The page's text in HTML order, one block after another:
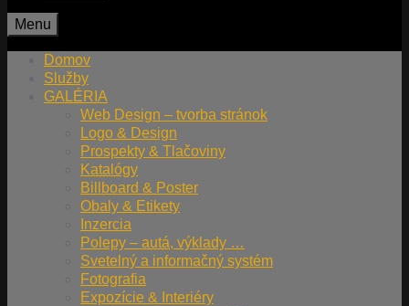
Menu
Domov
Služby
GALÉRIA
Web Design – tvorba stránok
Logo & Design
Prospekty & Tlačoviny
Katalógy
Billboard & Poster
Obaly & Etikety
Inzercia
Polepy – autá, výklady …
Svetelný a informačný systém
Fotografia
Expozície & Interiéry